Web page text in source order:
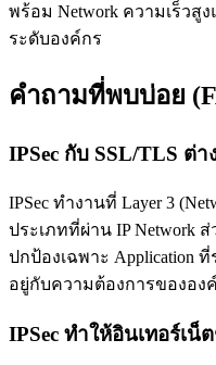
พร้อม Network ความเร็วสูง
ระดับองค์กร
คำถามที่พบบ่อย
IPSec กับ SSL/TLS ต่า
IPSec ทำงานที่ Layer 3
ประเภทที่ผ่าน IP Network
ปกป้องเฉพาะ Application
อยู่กับความต้องการขององ
IPSec ทำให้อินเทอร์เน็